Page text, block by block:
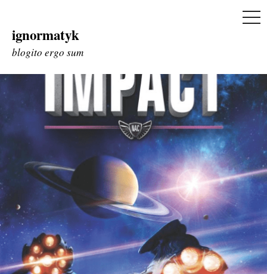
Skip
to
ignormatyk
blogito ergo sum